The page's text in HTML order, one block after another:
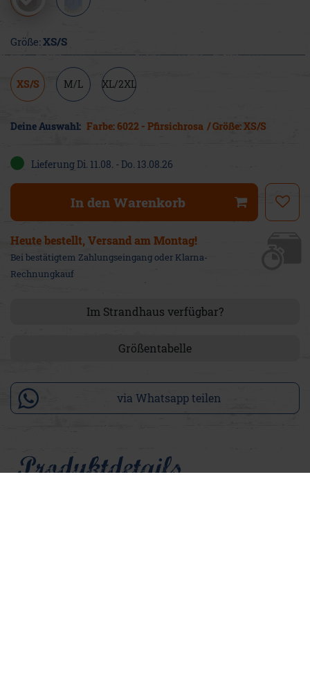
Größe:XS/S
XS/S M/L XL/2XL
Deine Auswahl: Farbe: 6022 - Pfirsichrosa / Größe: XS/S
Lieferung Di. 11.08. - Do. 13.08.26
In den Warenkorb
Heute bestellt, Versand am Montag!
Bei bestätigtem Zahlungseingang oder Klarna-
Rechnungkauf
Im Strandhaus verfügbar?
Größentabelle
via Whatsapp teilen
Produktdetails